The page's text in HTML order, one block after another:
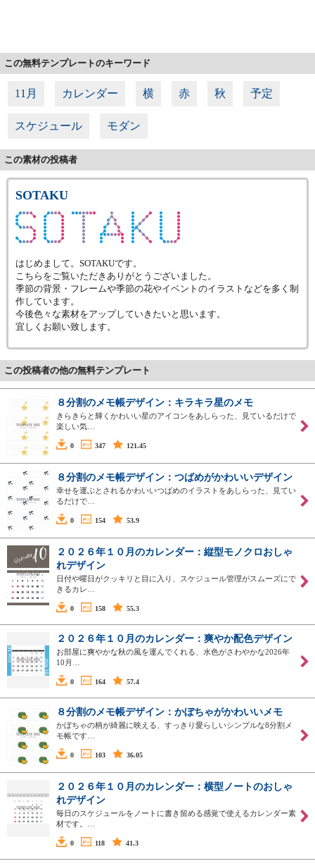
この無料テンプレートのキーワード
11月 カレンダー 横 赤 秋 予定
スケジュール モダン
この素材の投稿者
SOTAKU
はじめまして。SOTAKUです。
こちらをご覧いただきありがとうございました。
季節の背景・フレームや季節の花やイベントのイラストなどを多く制
作しています。
今後色々な素材をアップしていきたいと思います。
宜しくお願い致します。
この投稿者の他の無料テンプレート
８分割のメモ帳デザイン：キラキラ星のメモ
きらきらと輝くかわいい星のアイコンをあしらった、見ているだけで
楽しい気…
0 347 121.45
８分割のメモ帳デザイン：つばめがかわいいデザイン
幸せを運ぶとされるかわいいつばめのイラストをあしらった、見てい
るだけで…
0 154 53.9
２０２６年１０月のカレンダー：縦型モノクロおしゃ
れデザイン
日付や曜日がクッキリと目に入り、スケジュール管理がスムーズにで
きるカレ…
0 158 55.3
２０２６年１０月のカレンダー：爽やか配色デザイン
お部屋に爽やかな秋の風を運んでくれる、水色がさわやかな2026年
10月…
0 164 57.4
８分割のメモ帳デザイン：かぼちゃがかわいいメモ
かぼちゃの柄が綺麗に映える、すっきり愛らしいシンプルな8分割メ
モ帳です…
0 103 36.05
２０２６年１０月のカレンダー：横型ノートのおしゃ
れデザイン
毎日のスケジュールをノートに書き留める感覚で使えるカレンダー素
材です。…
0 118 41.3